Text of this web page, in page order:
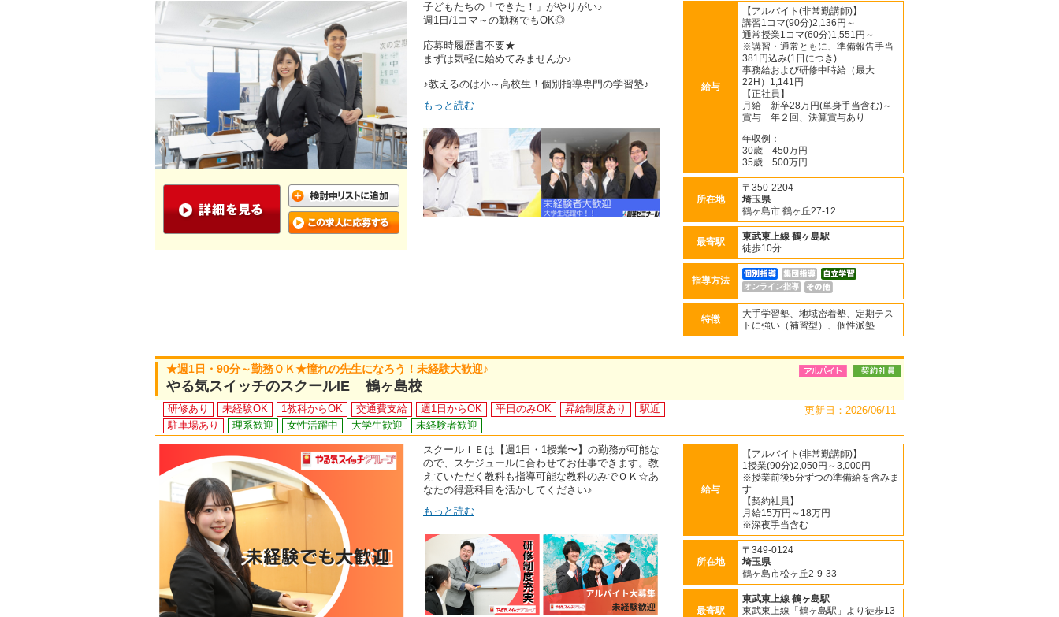
子どもたちの「できた！」がやりがい♪
週1日/1コマ～の勤務でもOK◎
応募時履歴書不要★
まずは気軽に始めてみませんか♪
♪教えるのは小～高校生！個別指導専門の学習塾♪
もっと読む
給与
【アルバイト(非常勤講師)】
講習1コマ(90分)2,136円～
通常授業1コマ(60分)1,551円～
※講習・通常ともに、準備報告手当
381円込み(1日につき)
事務給および研修中時給（最大
22H）1,141円
【正社員】
月給 新卒28万円(単身手当含む)～
賞与 年２回、決算賞与あり
年収例：
30歳 450万円
35歳 500万円
所在地
〒350-2204
埼玉県
鶴ヶ島市 鶴ヶ丘27-12
最寄駅
東武東上線 鶴ヶ島駅
徒歩10分
指導方法
オンライン指導
特徴
大手学習塾、地域密着塾、定期テス
トに強い（補習型）、個性派塾
★週1日・90分～勤務ＯＫ★憧れの先生になろう！未経験大歓迎♪
やる気スイッチのスクールIE 鶴ヶ島校
研修あり 未経験OK 1教科からOK 交通費支給 週1日からOK 平日のみOK 昇給制度あり
駅近
駐車場あり
理系歓迎 女性活躍中 大学生歓迎 未経験者歓迎
更新日：2026/06/11
スクールＩＥは【週1日・1授業〜】の勤務が可能な
ので、スケジュールに合わせてお仕事できます。教
えていただく教科も指導可能な教科のみでＯＫ☆あ
なたの得意科目を活かしてください♪
もっと読む
給与
【アルバイト(非常勤講師)】
1授業(90分)2,050円～3,000円
※授業前後5分ずつの準備給を含みま
す
【契約社員】
月給15万円～18万円
※深夜手当含む
所在地
〒349-0124
埼玉県
鶴ヶ島市松ヶ丘2-9-33
最寄駅
東武東上線 鶴ヶ島駅
東武東上線「鶴ヶ島駅」より徒歩13